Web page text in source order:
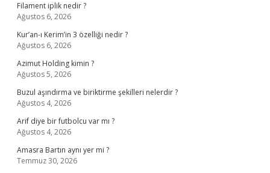
Filament iplik nedir ?
Ağustos 6, 2026
Kur’an-ı Kerim’in 3 özelliği nedir ?
Ağustos 6, 2026
Azimut Holding kimin ?
Ağustos 5, 2026
Buzul aşındırma ve biriktirme şekilleri nelerdir ?
Ağustos 4, 2026
Arif diye bir futbolcu var mı ?
Ağustos 4, 2026
Amasra Bartın aynı yer mi ?
Temmuz 30, 2026